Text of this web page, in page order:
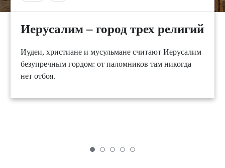
Иерусалим – город трех религий
Иудеи, христиане и мусульмане считают Иерусалим
безупречным гордом: от паломников там никогда
нет отбоя.